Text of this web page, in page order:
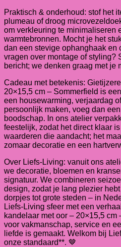
Praktisch & onderhoud: stof het
plumeau of droog
om verkleuring te minimaliseren
warmtebronnen. Mocht je het
dan een stevige ophanghaak en
vragen over montage of styling?
bericht; we denken graag met je
Cadeau met betekenis:
20×15,5 cm – Sommerfield is
een housewarming, verjaardag
persoonlijk maken, voeg dan
boodschap. In ons atelier
feestelijk, zodat het direct klaar
waarderen die aandacht; het
zomaar decoratie en een
Over Liefs-Living: vanuit ons
we decoratie, bloemen en
signatuur. We combineren
design, zodat je lang plezier
dorpjes tot grote steden – in
Liefs-Living sfeer met een
kandelaar met oor – 20×15,5
voor vakmanschap, service en
liefde is gemaakt. Welkom bij
onze standaard**. 🤎